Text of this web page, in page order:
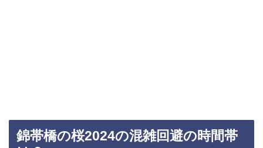
錦帯橋の桜2024の混雑回避の時間帯